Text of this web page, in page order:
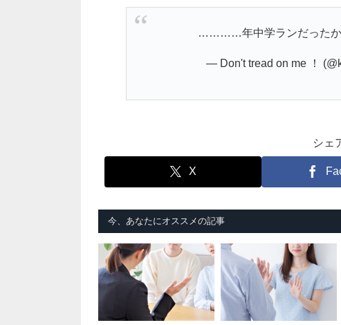
…………年中学ランだった
— Don't tread on me ！
シェ
X
今、あなたにオススメの記事